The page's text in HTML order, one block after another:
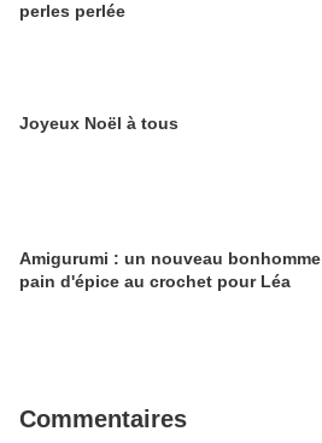
perles perlée
Joyeux Noël à tous
Amigurumi : un nouveau bonhomme
pain d'épice au crochet pour Léa
Commentaires